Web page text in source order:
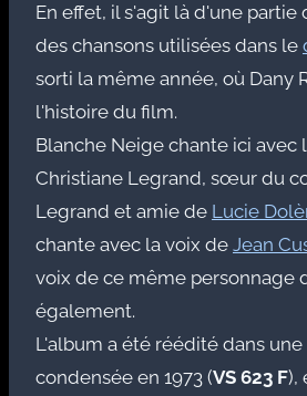
En effet, il s'agit là d'une partie
des chansons utilisées dans le
sorti la même année, où Dany
l'histoire du film.
Blanche Neige chante ici avec
Christiane Legrand, sœur du
Legrand et amie de Lucie
chante avec la voix de Jean
voix de ce même personnage
également.
L'album a été réédité dans une
condensée en 1973 (VS 623 F),